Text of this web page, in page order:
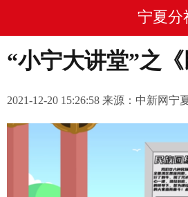
宁夏分
“小宁大讲堂”之
2021-12-20 15:26:58 来源：中新网宁